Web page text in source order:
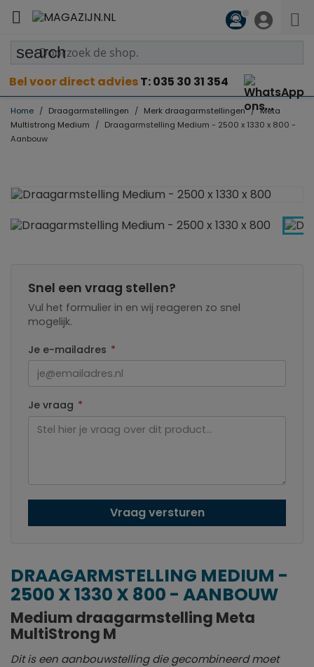

search
Bel voor direct adviesT: 035 30 31 354
Home Draagarmstellingen Merk draagarmstellingen
Meta
Multistrong Medium
Draagarmstelling Medium - 2500 x 1330 x 800 -
Aanbouw
Snel een vraag stellen?
Vul het formulier in en wij reageren zo snel
mogelijk.
Je e-mailadres *
Je vraag *
Vraag versturen
DRAAGARMSTELLING MEDIUM -
2500 X 1330 X 800 - AANBOUW
Medium draagarmstelling Meta
MultiStrong M
Dit is een aanbouwstelling die gecombineerd moet